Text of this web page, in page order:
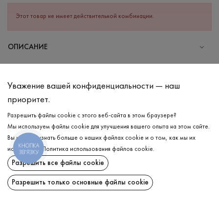
Этот товар не имеет действительной комбинации.
ОПИСАНИЕ
УХОД
Стирка в холодной воде (до 30 °C)
Отбеливание запрещено
Гладить при средней температуре
Щадный отжим и сушка
Щадящая химчистка
ДОСТАВКА
ВОЗВРАТ
Уважение вашей конфиденциальности — наш
приоритет.
Разрешить файлы cookie с этого веб-сайта в этом браузере?
Мы используем файлы cookie для улучшения вашего опыта на этом сайте.
Вы можете узнать больше о наших файлах cookie и о том, как мы их
используем.
Политика использования файлов cookie.
Разрешить все файлы cookie
Разрешить только основные файлы cookie
КНОПКА
ЗВ'ЯЗКУ